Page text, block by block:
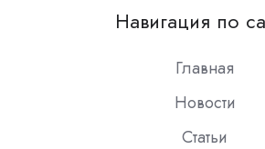
Slack
Навигация по
Главная
Новости
Статьи